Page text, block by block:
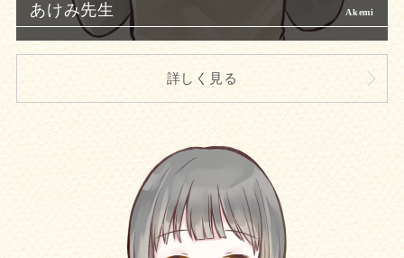
あけみ先生
詳しく見る